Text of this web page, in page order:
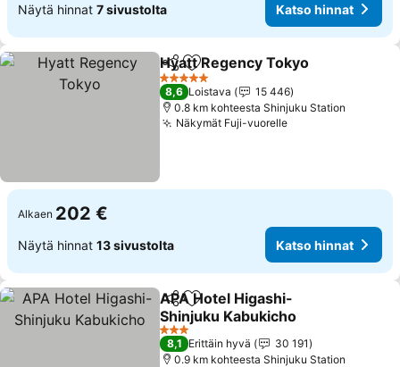
Näytä hinnat 7 sivustolta Katso hinnat
Jaa Lisää suosikkeihin
Hyatt Regency Tokyo
5 Tähtiluokitus
8,6 Loistava
15 446
0.8 km kohteesta Shinjuku Station
Näkymät Fuji-vuorelleKatso hinnat
Alkaen 202 €
Näytä hinnat 13 sivustolta Katso hinnat
Jaa Lisää suosikkeihin
APA Hotel Higashi-
Shinjuku Kabukicho
Katso hinnat
3 Tähtiluokitus
8,1 Erittäin hyvä
30 191
0.9 km kohteesta Shinjuku Station